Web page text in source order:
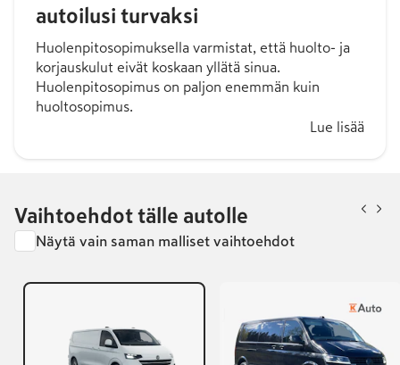
autoilusi turvaksi
Huolenpitosopimuksella varmistat, että huolto- ja
korjauskulut eivät koskaan yllätä sinua.
Huolenpitosopimus on paljon enemmän kuin
huoltosopimus.
Lue lisää
Vaihtoehdot tälle autolle
Näytä vain saman malliset vaihtoehdot